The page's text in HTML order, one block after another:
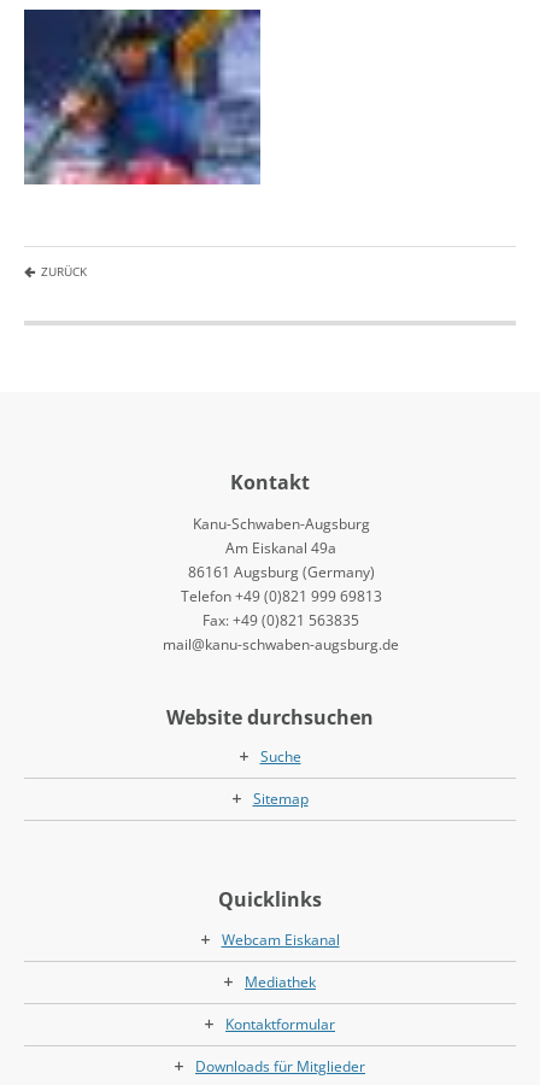
ZURÜCK
Kontakt
Kanu-Schwaben-Augsburg
Am Eiskanal 49a
86161 Augsburg (Germany)
Telefon +49 (0)821 999 69813
Fax: +49 (0)821 563835
mail@kanu-schwaben-augsburg.de
Website durchsuchen
Suche
Sitemap
Quicklinks
Webcam Eiskanal
Mediathek
Kontaktformular
Downloads für Mitglieder